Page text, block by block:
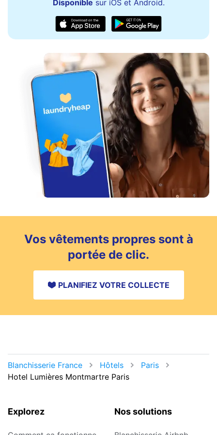
Disponible sur iOS et Android.
Vos vêtements propres sont à
portée de clic.
PLANIFIEZ VOTRE COLLECTE
Blanchisserie France Hôtels
Paris
Hotel Lumières Montmartre Paris
Explorez Nos solutions